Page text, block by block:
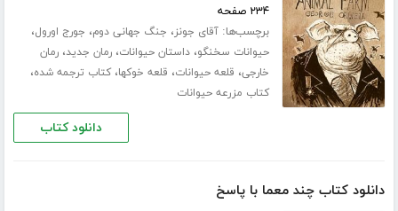
۲۳۴ صفحه
برچسب‌ها:آقای جونز، جنگ جهانی دوم، جورج اورول،
حیوانات سخنگو،داستان حیوانات،رمان جدید،رمان
خارجی، قلعه حیوانات، قلعه خوکها،کتاب ترجمه شده،
کتاب مزرعه حیوانات
دانلود کتاب
دانلود کتاب چند معما با پاسخ